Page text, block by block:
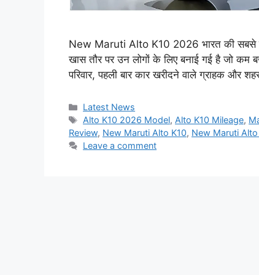
New Maruti Alto K10 2026 भारत की सबसे
खास तौर पर उन लोगों के लिए बनाई गई है जो
परिवार, पहली बार कार खरीदने वाले ग्राहक और
Categories
Latest News
Tags
Alto K10 2026 Model, Alto K10 Mileage,
Review, New Maruti Alto K10, New Maruti
Leave a comment